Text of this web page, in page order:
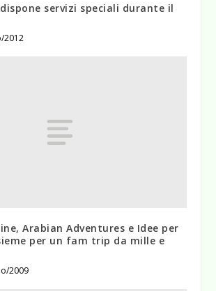
servizi speciali durante il
2012
Arabian Adventures e Idee per
per un fam trip da mille e
2009